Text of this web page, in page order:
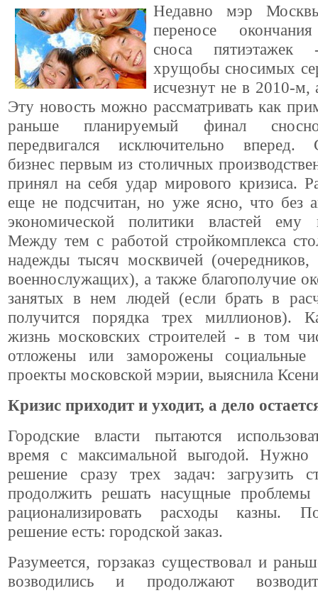
Недавно мэр
переносе
сноса пятиэтажек
хрущобы сносимых
исчезнут не в 2010-м,
Эту новость можно рассматривать как
раньше планируемый финал
передвигался исключительно вперед.
бизнес первым из столичных
принял на себя удар мирового кризиса.
еще не подсчитан, но уже ясно, что без
экономической политики властей ему
Между тем с работой стройкомплекса
надежды тысяч москвичей (очередников,
военнослужащих), а также благополучие
занятых в нем людей (если брать в
получится порядка трех миллионов).
жизнь московских строителей - в том
отложены или заморожены социальные
проекты московской мэрии, выяснила
Кризис приходит и уходит, а дело
Городские власти пытаются
время с максимальной выгодой. Нужно
решение сразу трех задач: загрузить
продолжить решать насущные
рационализировать расходы казны.
решение есть: городской заказ.
Разумеется, горзаказ существовал и
возводились и продолжают